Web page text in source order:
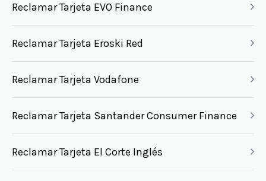
Reclamar Tarjeta EVO Finance
Reclamar Tarjeta Eroski Red
Reclamar Tarjeta Vodafone
Reclamar Tarjeta Santander Consumer Finance
Reclamar Tarjeta El Corte Inglés